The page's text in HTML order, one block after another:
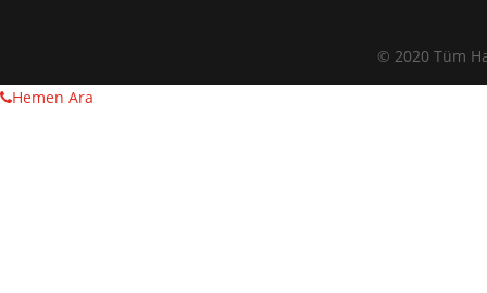
© 2020 Tüm
Hemen Ara